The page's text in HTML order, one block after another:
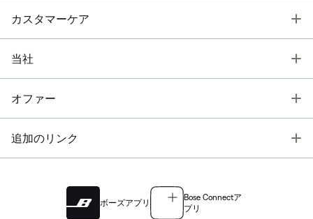
カスタマーケア
当社
オファー
追加のリンク
ボーズアプリ
Bose Connectア
プリ